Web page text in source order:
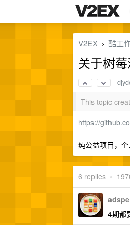
V2EX › 酷工
关于树
This topic
https://
纯公益项目，
6 replies •
adspe
4期都